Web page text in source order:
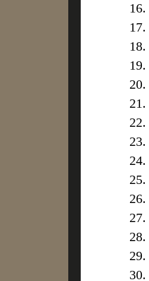
16.
17.
18.
19.
20.
21.
22.
23.
24.
25.
26.
27.
28.
29.
30.